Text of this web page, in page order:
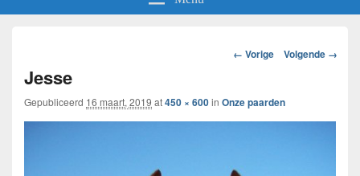
Afbeeldingsnavigatie
← Vorige Volgende →
Jesse
Gepubliceerd 16 maart, 2019 at450 × 600in Onze paarden